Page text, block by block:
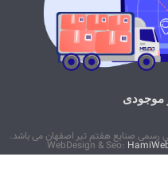
موجودی
رسمی صنایع هفتم تیر اصفهان می باشد.
WebDesign & Seo: